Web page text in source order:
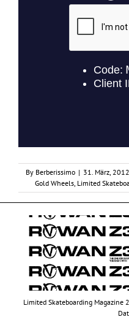
By Berberissimo | 31. März, 2012
Gold Wheels Limited
Limited Skateboarding Magazine